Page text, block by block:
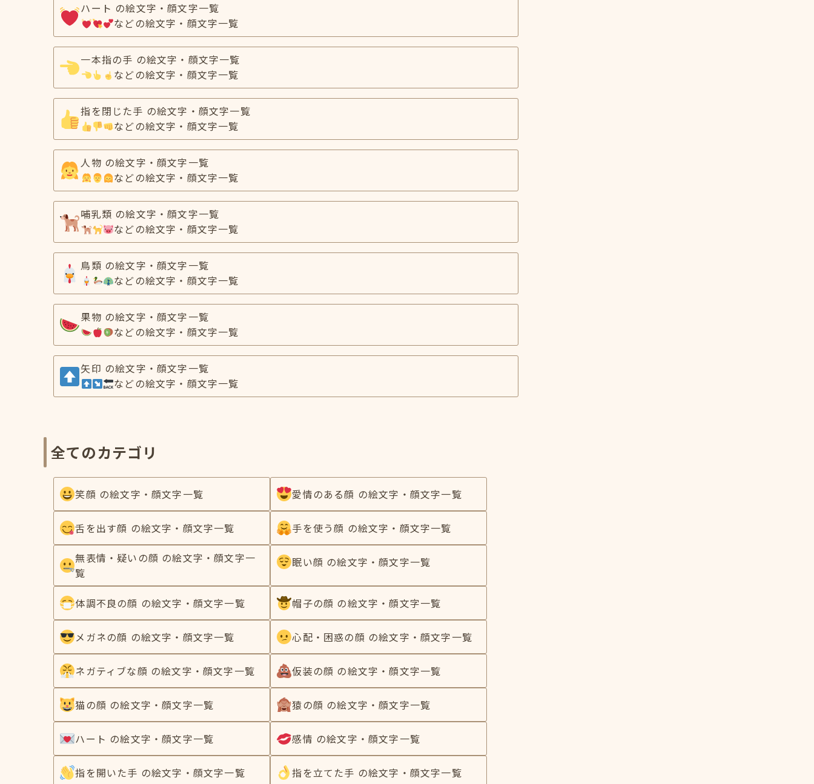
ハート の絵文字・顔文字一覧
などの絵文字・顔文字一覧
一本指の手 の絵文字・顔文字一覧
などの絵文字・顔文字一覧
指を閉じた手 の絵文字・顔文字一覧
などの絵文字・顔文字一覧
人物 の絵文字・顔文字一覧
などの絵文字・顔文字一覧
哺乳類 の絵文字・顔文字一覧
などの絵文字・顔文字一覧
鳥類 の絵文字・顔文字一覧
などの絵文字・顔文字一覧
果物 の絵文字・顔文字一覧
などの絵文字・顔文字一覧
矢印 の絵文字・顔文字一覧
などの絵文字・顔文字一覧
全てのカテゴリ
笑顔 の絵文字・顔文字一覧 愛情のある顔 の絵文字・顔文字一覧
舌を出す顔 の絵文字・顔文字一覧 手を使う顔 の絵文字・顔文字一覧
無表情・疑いの顔 の絵文字・顔文字一
覧
眠い顔 の絵文字・顔文字一覧
体調不良の顔 の絵文字・顔文字一覧 帽子の顔 の絵文字・顔文字一覧
メガネの顔 の絵文字・顔文字一覧 心配・困惑の顔 の絵文字・顔文字一覧
ネガティブな顔 の絵文字・顔文字一覧 仮装の顔 の絵文字・顔文字一覧
猫の顔 の絵文字・顔文字一覧 猿の顔 の絵文字・顔文字一覧
ハート の絵文字・顔文字一覧 感情 の絵文字・顔文字一覧
指を開いた手 の絵文字・顔文字一覧 指を立てた手 の絵文字・顔文字一覧